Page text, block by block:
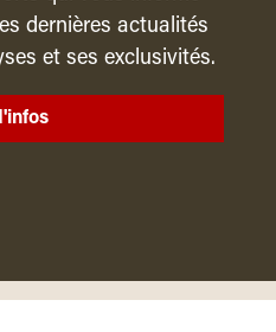
dernières actualités
et ses exclusivités.